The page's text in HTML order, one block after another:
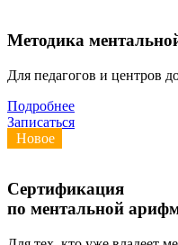
Методика
Для педагогов и центров
Подробнее
Записаться
Новое
Сертификация
по ментальной